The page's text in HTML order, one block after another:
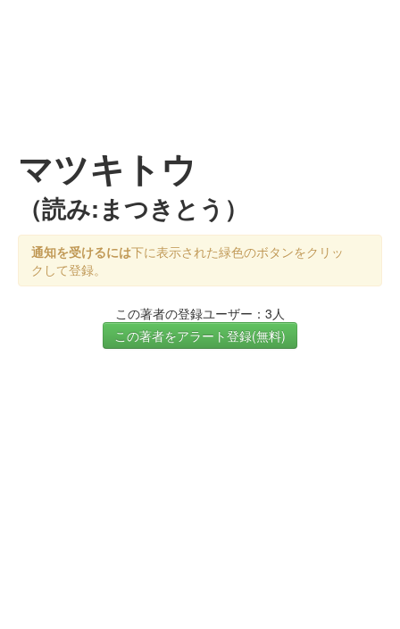
マツキトウ
（読み:まつきとう）
通知を受けるには下に表示された緑色のボタンをクリッ
クして登録。
この著者の登録ユーザー：3人
この著者をアラート登録(無料)